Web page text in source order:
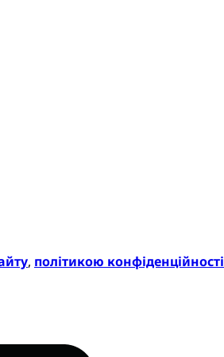
, політикою конфіденційності